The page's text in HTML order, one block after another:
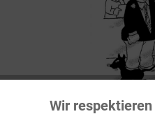
Funktionale
Wir